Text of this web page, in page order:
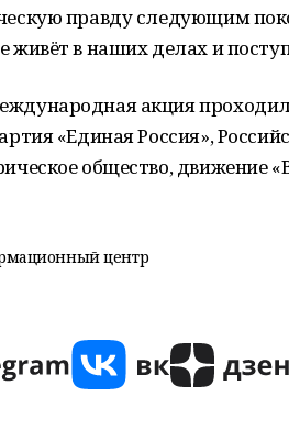
правду следующим
живёт в наших делах и
акция
«Единая Россия»,
общество, движение
центр